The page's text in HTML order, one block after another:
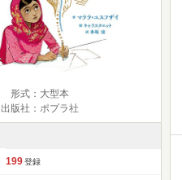
形式：大型本
出版社：ポプラ社
199 登録